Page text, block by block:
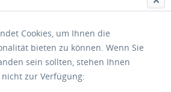
Cookies, um Ihnen die
bieten zu können. Wenn Sie
sein sollten, stehen Ihnen
zur Verfügung: